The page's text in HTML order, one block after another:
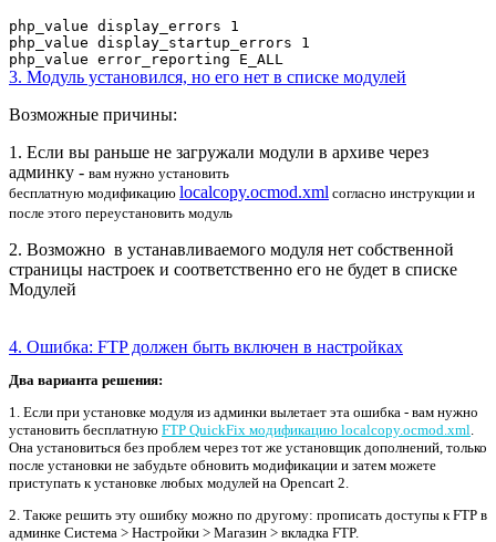
php_value display_errors 1
php_value display_startup_errors 1
php_value error_reporting E_ALL
3. Модуль установился, но его нет в списке модулей
Возможные причины:
1. Если вы раньше не загружали модули в архиве через
админку - вам нужно установить
бесплатную модификацию localcopy.ocmod.xml согласно инструкции и
после этого переустановить модуль
2. Возможно в устанавливаемого модуля нет собственной
страницы настроек и соответственно его не будет в списке
Модулей
4. Ошибка: FTP должен быть включен в настройках
Два варианта решения:
1. Если при установке модуля из админки вылетает эта ошибка - вам нужно
установить бесплатную FTP QuickFix модификацию localcopy.ocmod.xml
Она установиться без проблем через тот же установщик дополнений, только
после установки не забудьте обновить модификации и затем можете
приступать к установке любых модулей на Opencart 2.
2. Также решить эту ошибку можно по другому: прописать доступы к FTP в
админке Система > Настройки > Магазин > вкладка FTP.